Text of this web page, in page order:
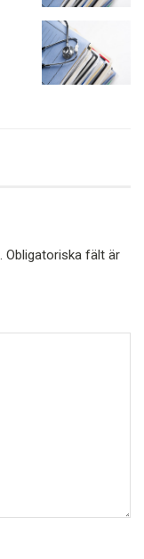
Obligatoriska fält är